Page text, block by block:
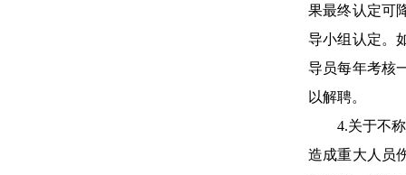
果最终认定可
导小组认定。
导员每年考核
以解聘。
4.关于不
造成重大人员